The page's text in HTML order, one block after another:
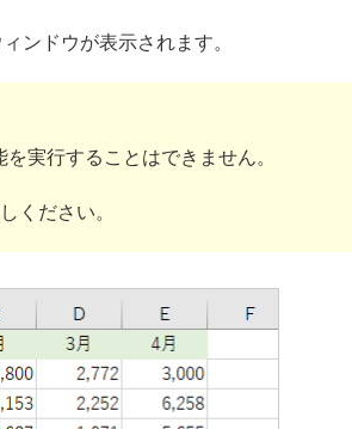
ンドウが表示されます。
実行することはできません。
ください。